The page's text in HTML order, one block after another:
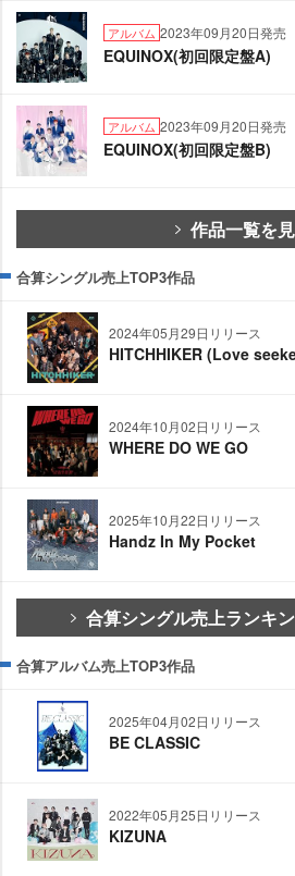
アルバム 2023年09月20日発売
EQUINOX(初回限定盤A)
アルバム 2023年09月20日発売
EQUINOX(初回限定盤B)
作品一覧を
合算シングル売上TOP3作品
2024年05月29日リリース
HITCHHIKER (Love
2024年10月02日リリース
WHERE DO WE GO
2025年10月22日リリース
Handz In My Pocket
合算シングル売上ランキ
合算アルバム売上TOP3作品
2025年04月02日リリース
BE CLASSIC
2022年05月25日リリース
KIZUNA